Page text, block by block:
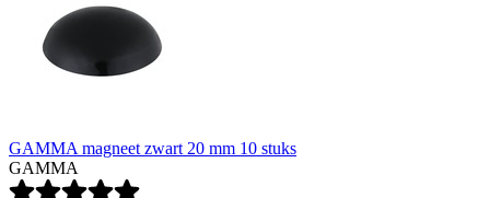
GAMMA magneet zwart 20 mm 10 stuks
GAMMA